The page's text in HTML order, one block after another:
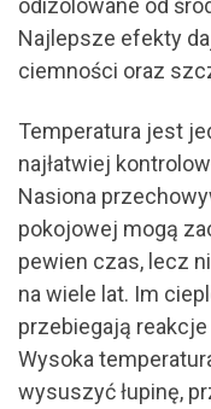
odizolowane od
Najlepsze efekty
ciemności oraz
Temperatura jest
najłatwiej
Nasiona
pokojowej mogą
pewien czas, lecz
na wiele lat. Im
przebiegają
Wysoka
wysuszyć łupinę,